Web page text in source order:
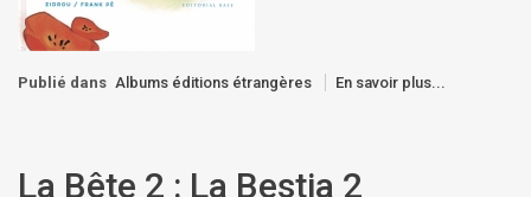
Publié dans Albums éditions étrangères En savoir plus...
La Bête 2 : La Bestia 2